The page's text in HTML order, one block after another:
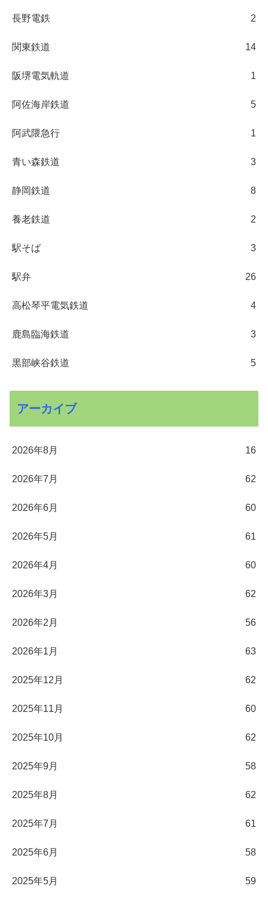
長野電鉄 2
関東鉄道 14
阪堺電気軌道 1
阿佐海岸鉄道 5
阿武隈急行 1
青い森鉄道 3
静岡鉄道 8
養老鉄道 2
駅そば 3
駅弁 26
高松琴平電気鉄道 4
鹿島臨海鉄道 3
黒部峡谷鉄道 5
アーカイブ
2026年8月 16
2026年7月 62
2026年6月 60
2026年5月 61
2026年4月 60
2026年3月 62
2026年2月 56
2026年1月 63
2025年12月 62
2025年11月 60
2025年10月 62
2025年9月 58
2025年8月 62
2025年7月 61
2025年6月 58
2025年5月 59